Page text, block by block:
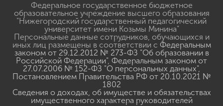
Федеральное государственное бюджетное
образовательное учреждение высшего образования
"Нижегородский государственный педагогический
университет имени Козьмы Минина"
Персональные данные сотрудников, обучающихся и
иных лиц размещены в соответствии с Федеральным
законом от 29.12.2012 № 273-ФЗ "Об образовании в
Российской Федерации", Федеральным законом от
27.07.2006 № 152-ФЗ "О персональных данных",
Постановлением Правительства РФ от 20.10.2021 №
1802
Сведения о доходах, об имуществе и обязательствах
имущественного характера руководителей